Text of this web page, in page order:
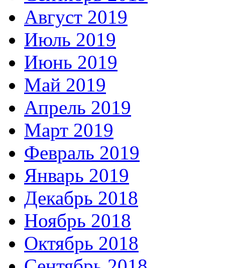
Август 2019
Июль 2019
Июнь 2019
Май 2019
Апрель 2019
Март 2019
Февраль 2019
Январь 2019
Декабрь 2018
Ноябрь 2018
Октябрь 2018